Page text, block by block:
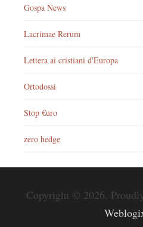
Gospa News
Lacrimae Rerum
Lettera ai cristiani d'Europa
Ortodossi
Stop €uro
zero hedge
Copyright © 2026.